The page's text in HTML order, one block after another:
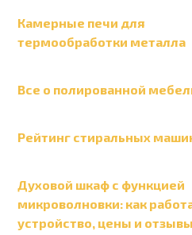
Камерные печи для
термообработки металла
Все о полированной
Рейтинг стиральных
Духовой шкаф с функцией
микроволновки: как
устройство, цены и отзывы